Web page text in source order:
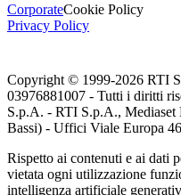
CorporateCookie Policy
Privacy Policy
Copyright © 1999-2026 RTI
03976881007 - Tutti i diritti
S.p.A. - RTI S.p.A., Mediaset
Bassi) - Uffici Viale Europa
Rispetto ai contenuti e ai dati
vietata ogni utilizzazione
intelligenza artificiale